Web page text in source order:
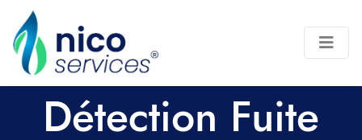
Détection Fuite